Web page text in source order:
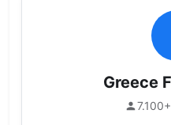
Greece